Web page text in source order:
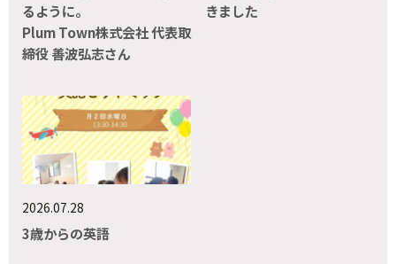
るように。
Plum Town株式会社 代表取
締役 善波弘志さん
きました
2026.07.28
3歳からの英語